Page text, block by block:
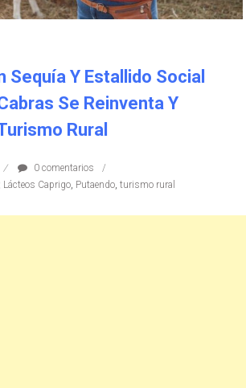
Sequía Y Estallido Social
Se Reinventa Y
Rural
0 comentarios
Lácteos Caprigo Putaendo ,turismo rural